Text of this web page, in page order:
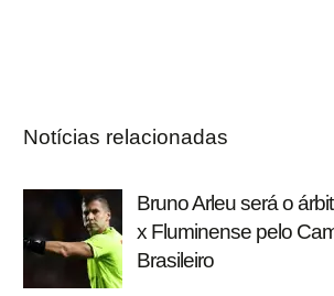
Notícias relacionadas
Bruno Arleu será o
x Fluminense pelo
Brasileiro